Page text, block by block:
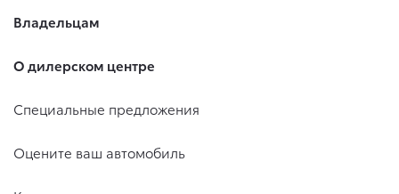
Владельцам
О дилерском центре
Специальные предложения
Оцените ваш автомобиль